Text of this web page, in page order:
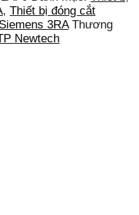
, Thiết bị đóng cắt
3RA Thương
Newtech